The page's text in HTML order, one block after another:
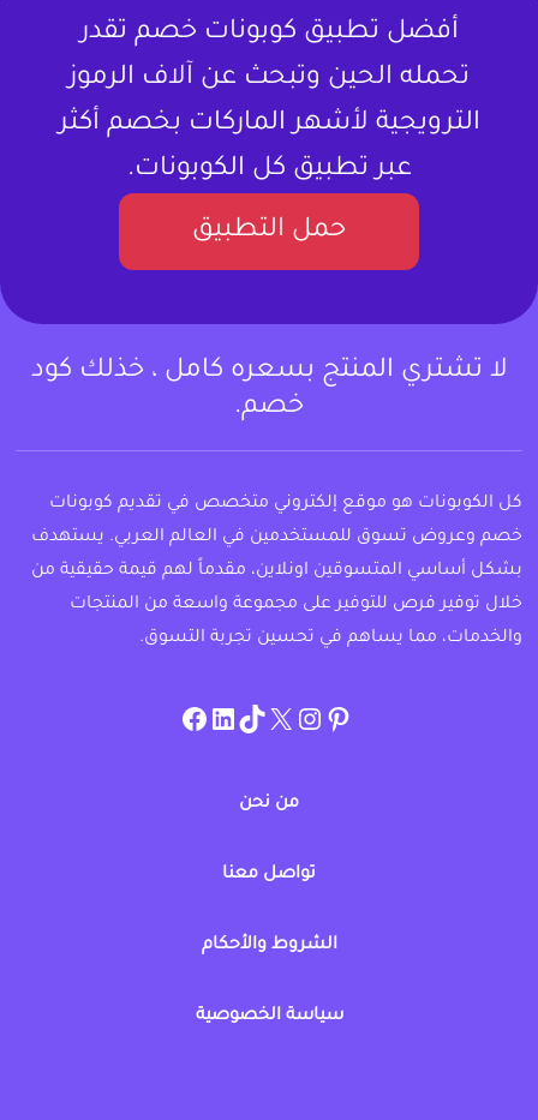
أفضل تطبيق كوبونات خصم تقدر
تحمله الحين وتبحث عن آلاف الرموز
الترويجية لأشهر الماركات بخصم أكثر
عبر تطبيق كل الكوبونات.
حمل التطبيق
لا تشتري المنتج بسعره كامل ، خذلك كود
خصم.
كل الكوبونات هو موقع إلكتروني متخصص في تقديم كوبونات
خصم وعروض تسوق للمستخدمين في العالم العربي. يستهدف
بشكل أساسي المتسوقين اونلاين، مقدماً لهم قيمة حقيقية من
خلال توفير فرص للتوفير على مجموعة واسعة من المنتجات
والخدمات، مما يساهم في تحسين تجربة التسوق.
pinterest
allcouponat
twitter
TikTok
linkedin
facebook
من نحن
تواصل معنا
الشروط والأحكام
سياسة الخصوصية